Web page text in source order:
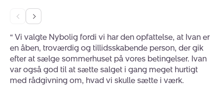
Et topengageret og professionelt team af fagligt
dygtige medarbejdere, som drives af lysten til at
sikre dig de bedste vilkår for et godt og effektivt
salg naturligvis med stor respekt for dine individuelle
ønsker og behov. Vi udarbejder en helt personlig
handlingsplan for salget af boligen, der tager
to
the
previous
slide
Go
to
the
next
slide
“ Vi valgte Nybolig fordi vi har den opfattelse, at Ivan er
en åben, troværdig og tillidsskabende person, der gik
efter at sælge sommerhuset på vores betingelser. Ivan
var også god til at sætte salget i gang meget hurtigt
med rådgivning om, hvad vi skulle sætte i værk.